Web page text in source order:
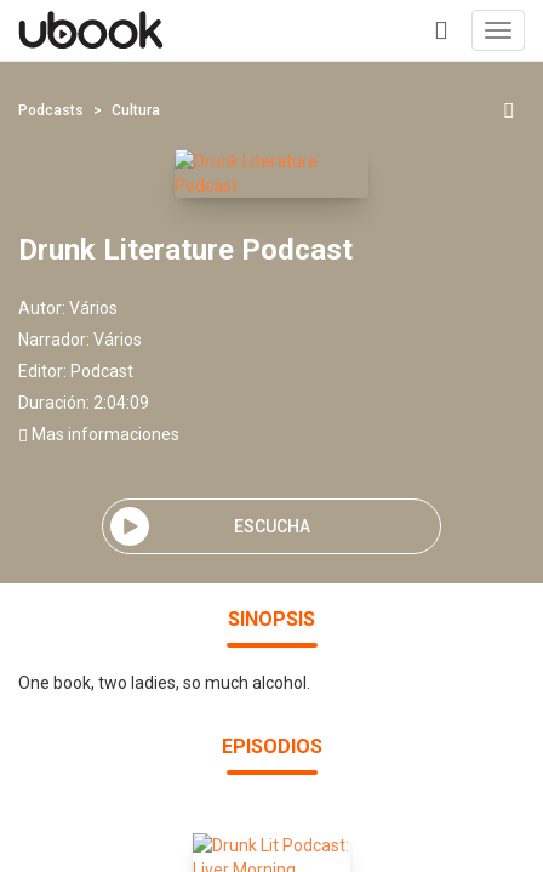
+
Podcasts Cultura
Drunk Literature Podcast
Autor: Vários
Narrador: Vários
Editor: Podcast
Duración: 2:04:09
Mas informaciones
ESCUCHA
SINOPSIS
One book, two ladies, so much alcohol.
EPISODIOS